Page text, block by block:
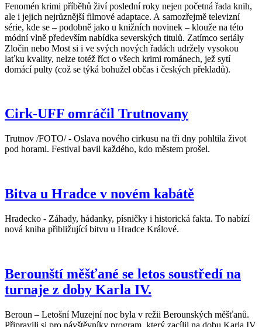
Fenomén krimi příběhů živí poslední roky nejen početná řada knih,
ale i jejich nejrůznější filmové adaptace. A samozřejmě televizní
série, kde se – podobně jako u knižních novinek – klouže na této
módní vlně především nabídka severských titulů. Zatímco seriály
Zločin nebo Most si i ve svých nových řadách udržely vysokou
laťku kvality, nelze totéž říct o všech krimi románech, jež sytí
domácí pulty (což se týká bohužel občas i českých překladů).
Cirk-UFF omráčil Trutnovany
Trutnov /FOTO/ - Oslava nového cirkusu na tři dny pohltila život
pod horami. Festival bavil každého, kdo městem prošel.
Bitva u Hradce v novém kabátě
Hradecko - Záhady, hádanky, písničky i historická fakta. To nabízí
nová kniha přibližující bitvu u Hradce Králové.
Berounští měšťané se letos soustředí na
turnaje z doby Karla IV.
Beroun – Letošní Muzejní noc byla v režii Berounských měšťanů.
Připravili si pro návštěvníky program, který zacílil na dobu Karla IV.